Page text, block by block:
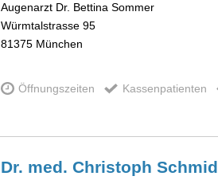
Augenarzt Dr. Bettina Sommer
Würmtalstrasse 95
81375 München
Öffnungszeiten Kassenpatienten
Dr. med. Christoph Schmid